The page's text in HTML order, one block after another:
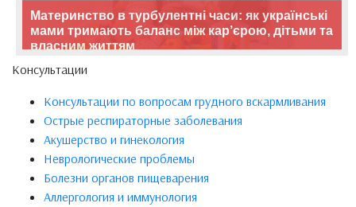
Материнство в турбулентні часи: як українські
мами тримають баланс між кар’єрою, дітьми та
власним життям
Консультации
Консультации по вопросам грудного вскармливания
Острые респираторные заболевания
Акушерство и гинекология
Неврологические проблемы
Болезни органов пищеварения
Аллергология и иммунология